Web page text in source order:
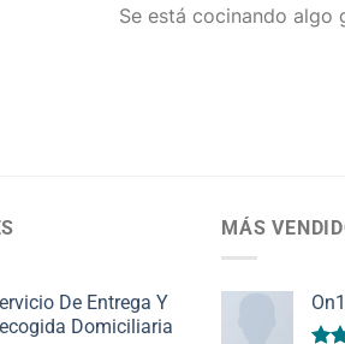
Se está cocinando algo
De Entrega Y
Domiciliaria
MÁS